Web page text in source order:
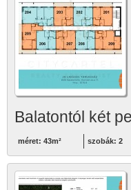
Balatontól két
méret: 43m² szobák: 2